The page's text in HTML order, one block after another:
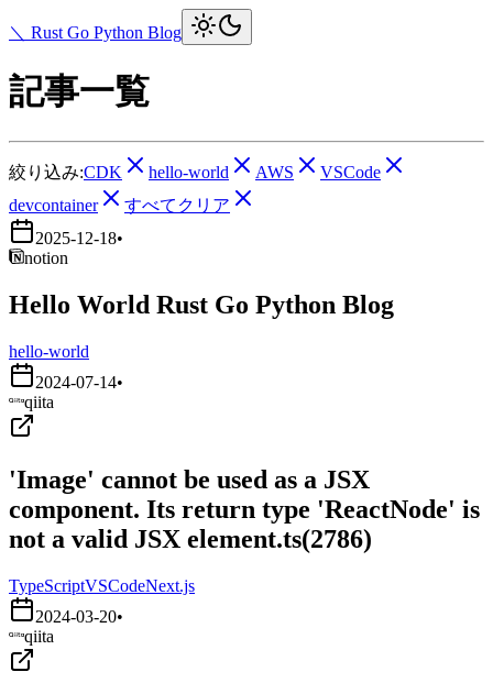
＼ Rust Go Python Blog
記事一覧
絞り込み:CDK hello-world AWS
VSCode
devcontainer
すべてクリア
2025-12-18•
notion
Hello World Rust Go Python Blog
hello-world
2024-07-14•
qiita
'Image' cannot be used as a JSX
component. Its return type 'ReactNode' is
not a valid JSX element.ts(2786)
TypeScriptVSCodeNext.js
2024-03-20•
qiita